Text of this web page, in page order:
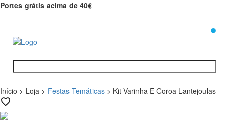
Portes grátis acima de 40€
Início > Loja > Festas Temáticas > Kit Varinha E Coroa Lantejoulas